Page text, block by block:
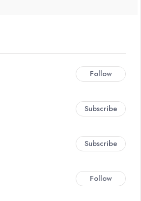
Follow
Subscribe
Subscribe
Follow